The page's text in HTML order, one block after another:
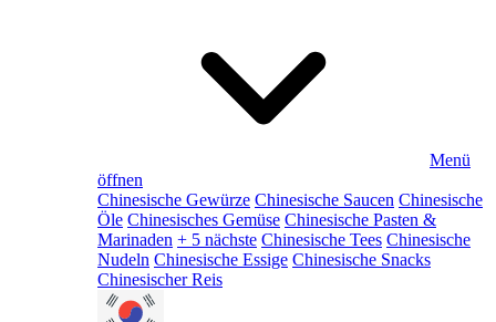
Menü
öffnen
Chinesische Gewürze Chinesische Saucen Chinesische
Öle Chinesisches Gemüse Chinesische Pasten &
Marinaden + 5 nächste Chinesische Tees Chinesische
Nudeln Chinesische Essige Chinesische Snacks
Chinesischer Reis